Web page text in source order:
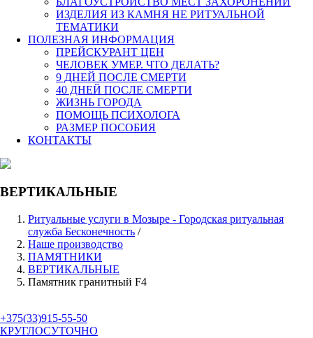
ИЗДЕЛИЯ ИЗ КАМНЯ НЕ РИТУАЛЬНОЙ
ТЕМАТИКИ
ПОЛЕЗНАЯ ИНФОРМАЦИЯ
ПРЕЙСКУРАНТ ЦЕН
ЧЕЛОВЕК УМЕР. ЧТО ДЕЛАТЬ?
9 ДНЕЙ ПОСЛЕ СМЕРТИ
40 ДНЕЙ ПОСЛЕ СМЕРТИ
ЖИЗНЬ ГОРОДА
ПОМОЩЬ ПСИХОЛОГА
РАЗМЕР ПОСОБИЯ
КОНТАКТЫ
ВЕРТИКАЛЬНЫЕ
Ритуальные услуги в Мозыре - Городская ритуальная
служба Бесконечность /
Наше производство
ПАМЯТНИКИ
ВЕРТИКАЛЬНЫЕ
Памятник гранитный F4
+375(33)915-55-50
КРУГЛОСУТОЧНО